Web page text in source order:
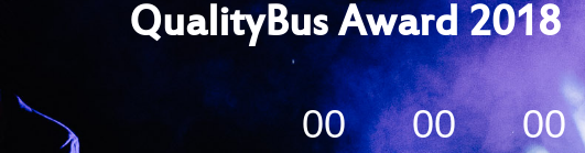
QualityBus Award 2018
00 00 00